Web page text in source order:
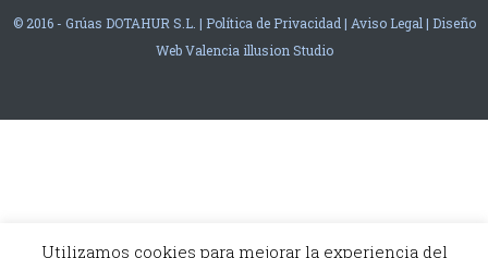
© 2016 - Grúas DOTAHUR S.L. | Política de Privacidad | Aviso Legal | Diseño
Web Valencia illusion Studio
Utilizamos cookies para mejorar la experiencia del